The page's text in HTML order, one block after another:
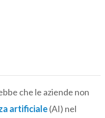
che le aziende non
artificiale(AI) nel